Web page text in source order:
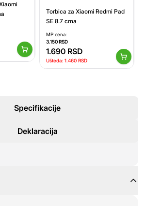
Torbica za Xiaomi Redmi Pad
SE 8.7 crna
MP cena:
3.150RSD
1.690 RSD
Ušteda: 1.460 RSD
Specifikacije
Deklaracija